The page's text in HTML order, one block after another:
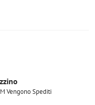
Vengono Spediti